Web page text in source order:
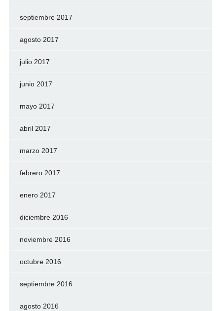
septiembre 2017
agosto 2017
julio 2017
junio 2017
mayo 2017
abril 2017
marzo 2017
febrero 2017
enero 2017
diciembre 2016
noviembre 2016
octubre 2016
septiembre 2016
agosto 2016